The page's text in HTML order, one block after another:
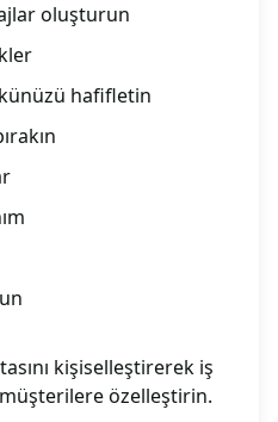
oluşturun
hafifletin
kişiselleştirerek iş
müşterilere özelleştirin.